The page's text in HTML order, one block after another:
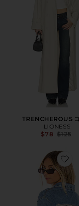
TRENCHEROUS
LIONESS
$78 $125